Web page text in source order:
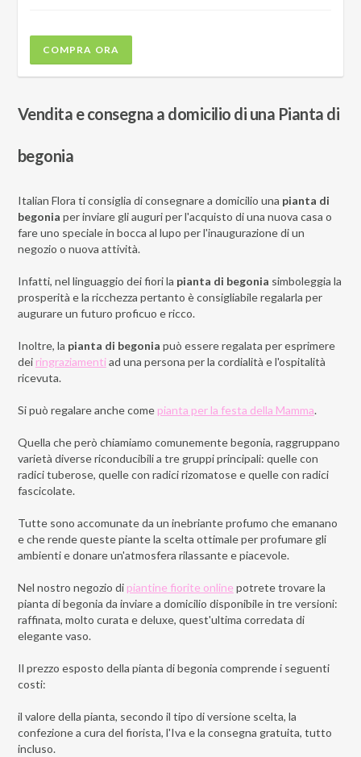
COMPRA ORA
Vendita e consegna a domicilio di una Pianta di
begonia
Italian Flora ti consiglia di consegnare a domicilio una pianta di
begonia per inviare gli auguri per l'acquisto di una nuova casa o
fare uno speciale in bocca al lupo per l'inaugurazione di un
negozio o nuova attività.
Infatti, nel linguaggio dei fiori la pianta di begonia simboleggia la
prosperità e la ricchezza pertanto è consigliabile regalarla per
augurare un futuro proficuo e ricco.
Inoltre, la pianta di begonia può essere regalata per esprimere
dei ringraziamentiad una persona per la cordialità e l'ospitalità
ricevuta.
Si può regalare anche come pianta per la festa della Mamma.
Quella che però chiamiamo comunemente begonia, raggruppano
varietà diverse riconducibili a tre gruppi principali: quelle con
radici tuberose, quelle con radici rizomatose e quelle con radici
fascicolate.
Tutte sono accomunate da un inebriante profumo che emanano
e che rende queste piante la scelta ottimale per profumare gli
ambienti e donare un'atmosfera rilassante e piacevole.
Nel nostro negozio di piantine fiorite online potrete trovare la
pianta di begonia da inviare a domicilio disponibile in tre versioni:
raffinata, molto curata e deluxe, quest'ultima corredata di
elegante vaso.
Il prezzo esposto della pianta di begonia comprende i seguenti
costi:
il valore della pianta, secondo il tipo di versione scelta, la
confezione a cura del fiorista, l'Iva e la consegna gratuita, tutto
incluso.